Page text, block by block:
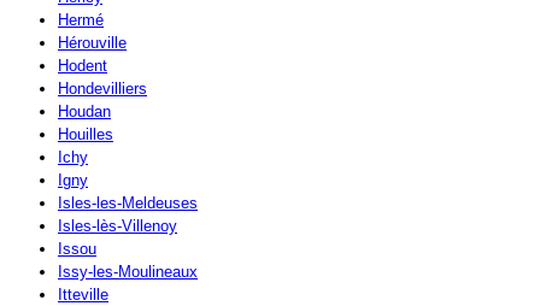
Hermé
Hérouville
Hodent
Hondevilliers
Houdan
Houilles
Ichy
Igny
Isles-les-Meldeuses
Isles-lès-Villenoy
Issou
Issy-les-Moulineaux
Itteville